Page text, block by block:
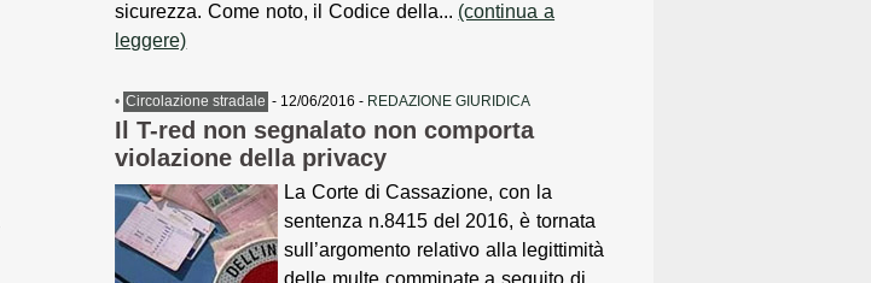
sicurezza. Come noto, il Codice della... (continua a
leggere)
• Circolazione stradale - 12/06/2016 - REDAZIONE GIURIDICA
Il T-red non segnalato non comporta
violazione della privacy
La Corte di Cassazione, con la
sentenza n.8415 del 2016, è tornata
sull’argomento relativo alla legittimità